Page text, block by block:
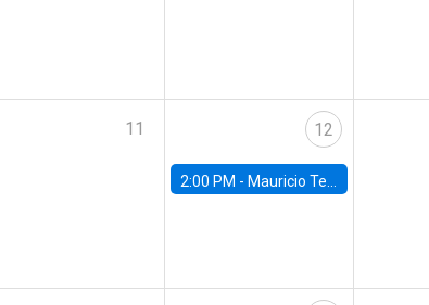
11 12
2:00 PM - Mauricio Tejada, UDP